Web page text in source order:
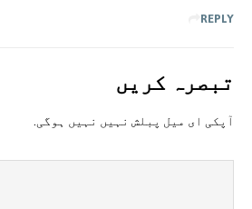
REPLY
تبصرہ کريں
آپکی ای ميل پبلش نہيں نہيں ہوگی.